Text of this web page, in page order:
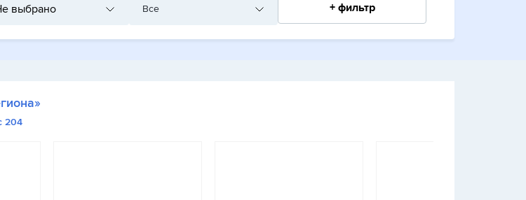
выбрано Все + фильтр
204